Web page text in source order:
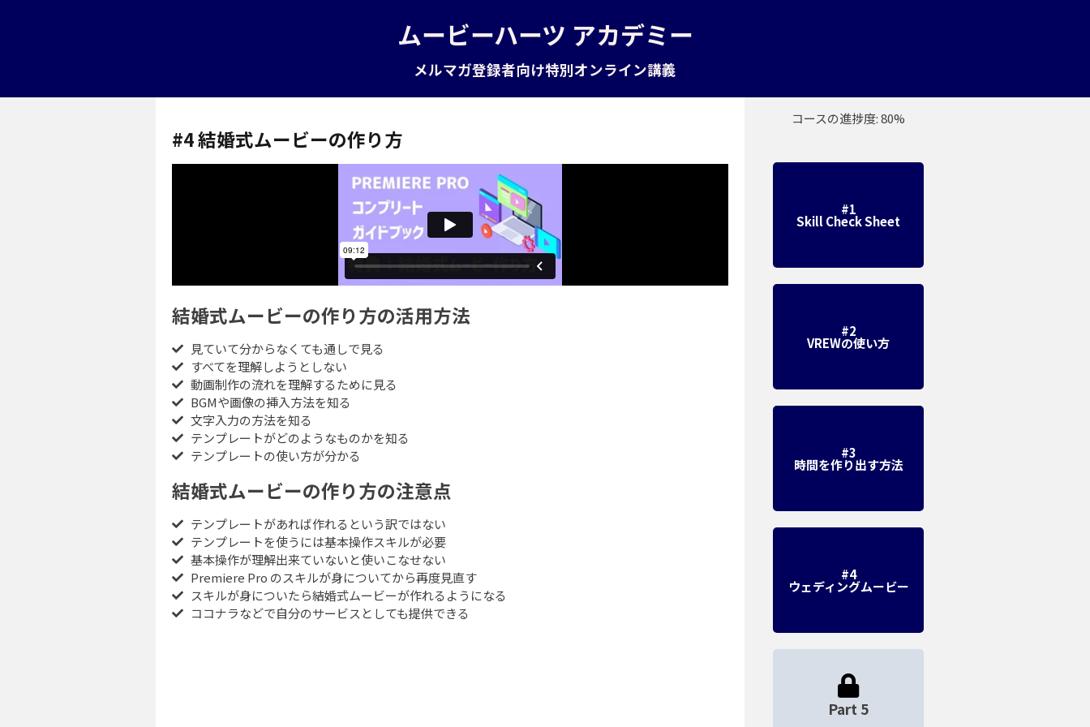
ムービーハーツ アカデミー
メルマガ登録者向け特別オンライン講義
#4 結婚式ムービーの作り方
結婚式ムービーの作り方の活用方法
見ていて分からなくても通しで見る
すべてを理解しようとしない
動画制作の流れを理解するために見る
BGMや画像の挿入方法を知る
文字入力の方法を知る
テンプレートがどのようなものかを知る
テンプレートの使い方が分かる
結婚式ムービーの作り方の注意点
テンプレートがあれば作れるという訳ではない
テンプレートを使うには基本操作スキルが必要
基本操作が理解出来ていないと使いこなせない
Premiere Pro のスキルが身についてから再度見直す
スキルが身についたら結婚式ムービーが作れるようになる
ココナラなどで自分のサービスとしても提供できる
コースの進捗度: 80%
#1
Skill Check Sheet
#2
VREWの使い方
#3
時間を作り出す方法
#4
ウェディングムービー
Part 5